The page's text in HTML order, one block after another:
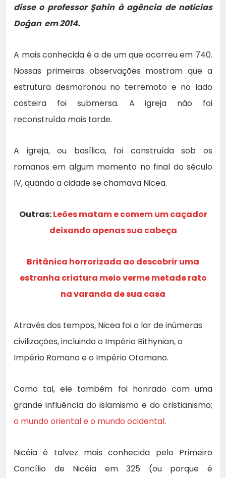
disse o professor Şahin à agência de notícias
Doğan em 2014.
A mais conhecida é a de um que ocorreu em 740.
Nossas primeiras observações mostram que a
estrutura desmoronou no terremoto e no lado
costeira foi submersa. A igreja não foi
reconstruída mais tarde.
A igreja, ou basílica, foi construída sob os
romanos em algum momento no final do século
IV, quando a cidade se chamava Nicea.
Outras:Leões matam e comem um caçador
deixando apenas sua cabeça
Britânica horrorizada ao descobrir uma
estranha criatura meio verme metade rato
na varanda de sua casa
Através dos tempos, Nicea foi o lar de inúmeras
civilizações, incluindo o Império Bithynian, o
Império Romano e o Império Otomano.
Como tal, ele também foi honrado com uma
grande influência do islamismo e do cristianismo;
o mundo oriental e o mundo ocidental.
Nicéia é talvez mais conhecida pelo Primeiro
Concílio de Nicéia em 325 (ou porque é